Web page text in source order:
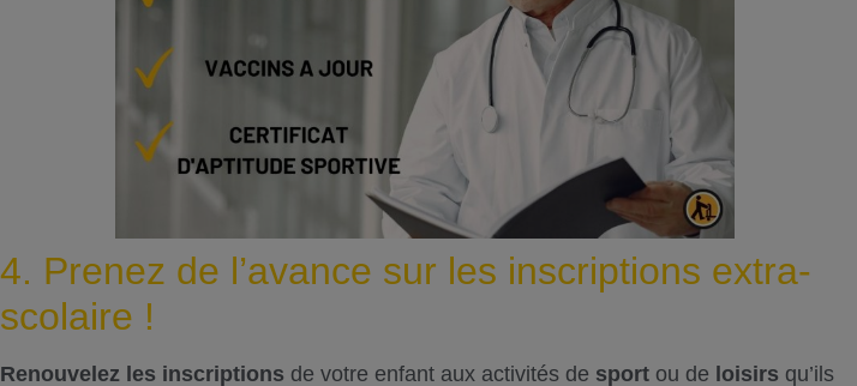
4. Prenez de l’avance sur les inscriptions extra-
scolaire !
Renouvelez les inscriptions de votre enfant aux activités de sport ou de loisirs qu’ils